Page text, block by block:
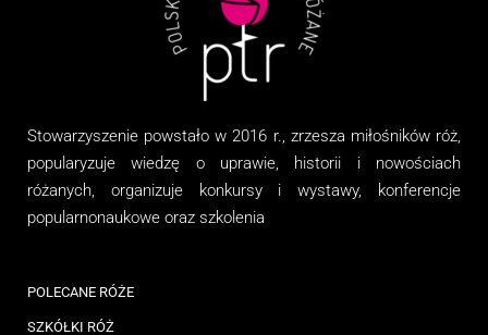
Stowarzyszenie powstało w 2016 r., zrzesza miłośników róż,
popularyzuje wiedzę o uprawie, historii i nowościach
różanych, organizujekonkursy i wystawy, konferencje
popularnonaukowe oraz szkolenia
POLECANE RÓŻE
SZKÓŁKI RÓŻ